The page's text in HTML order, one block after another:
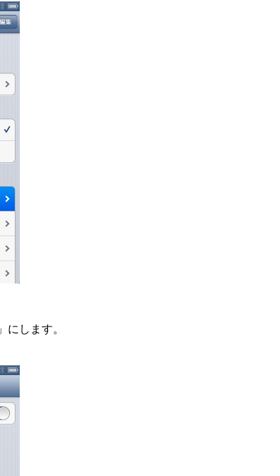
にします。